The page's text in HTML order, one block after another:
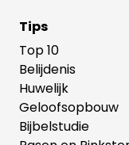
Tips
Top 10
Belijdenis
Huwelijk
Geloofsopbouw
Bijbelstudie